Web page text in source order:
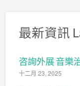
最新資訊
咨詢外展 音樂
十二月 23, 2025